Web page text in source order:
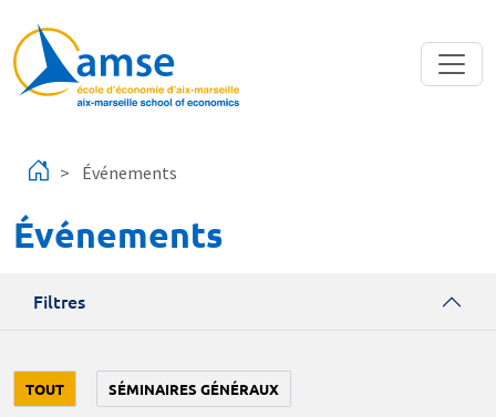
Événements
Événements
Filtres
TOUT SÉMINAIRES GÉNÉRAUX